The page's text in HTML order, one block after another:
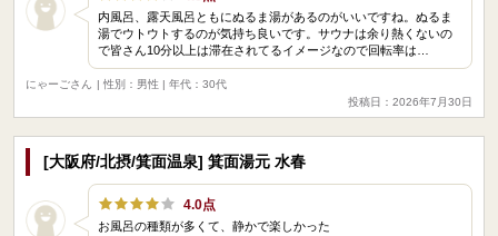
内風呂、露天風呂ともにぬるま湯があるのがいいですね。ぬるま
湯でウトウトするのが気持ち良いです。サウナは余り熱くないの
で皆さん10分以上は滞在されてるイメージなので回転率は…
にゃーごさん
| 性別：男性 | 年代：30代
投稿日：2026年7月30日
[大阪府/北摂/箕面温泉] 箕面湯元 水春
4.0点
お風呂の種類が多くて、静かで楽しかった